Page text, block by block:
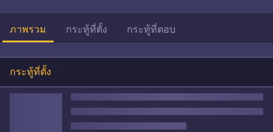
ภาพรวม กระทู้ที่ตั้ง กระทู้ที่ตอบ
กระทู้ที่ตั้ง